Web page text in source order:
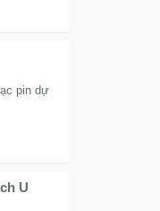
pin dự
U